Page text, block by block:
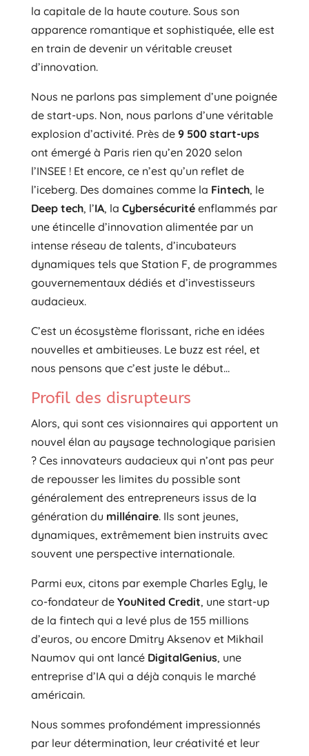
la capitale de la haute couture. Sous son
apparence romantique et sophistiquée, elle est
en train de devenir un véritable creuset
d’innovation.
Nous ne parlons pas simplement d’une poignée
de start-ups. Non, nous parlons d’une véritable
explosion d’activité. Près de 9 500 start-ups
ont émergé à Paris rien qu’en 2020 selon
l’INSEE ! Et encore, ce n’est qu’un reflet de
l’iceberg. Des domaines comme la Fintech, le
Deep tech, l’IA, la Cybersécuritéenflammés par
une étincelle d’innovation alimentée par un
intense réseau de talents, d’incubateurs
dynamiques tels que Station F, de programmes
gouvernementaux dédiés et d’investisseurs
audacieux.
C’est un écosystème florissant, riche en idées
nouvelles et ambitieuses. Le buzz est réel, et
nous pensons que c’est juste le début…
Profil des disrupteurs
Alors, qui sont ces visionnaires qui apportent un
nouvel élan au paysage technologique parisien
? Ces innovateurs audacieux qui n’ont pas peur
de repousser les limites du possible sont
généralement des entrepreneurs issus de la
génération du millénaire. Ils sont jeunes,
dynamiques, extrêmement bien instruits avec
souvent une perspective internationale.
Parmi eux, citons par exemple Charles Egly, le
co-fondateur de YouNited Credit, une start-up
de la fintech qui a levé plus de 155 millions
d’euros, ou encore Dmitry Aksenov et Mikhail
Naumov qui ont lancé DigitalGenius, une
entreprise d’IA qui a déjà conquis le marché
américain.
Nous sommes profondément impressionnés
par leur détermination, leur créativité et leur